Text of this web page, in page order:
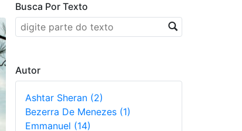
Busca Por Texto
Autor
Ashtar Sheran (2)
Bezerra De Menezes (1)
Emmanuel (14)